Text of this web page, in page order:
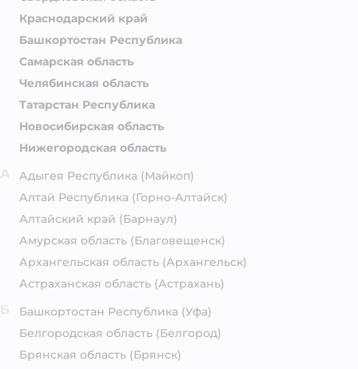
Краснодарский край
Башкортостан Республика
Самарская область
Челябинская область
Татарстан Республика
Новосибирская область
Нижегородская область
Адыгея Республика (Майкоп)
Алтай Республика (Горно-Алтайск)
Алтайский край (Барнаул)
Амурская область (Благовещенск)
Архангельская область (Архангельск)
Астраханская область (Астрахань)
Башкортостан Республика (Уфа)
Белгородская область (Белгород)
Брянская область (Брянск)